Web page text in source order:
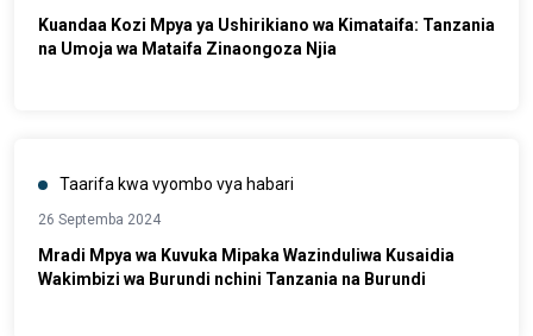
Kuandaa Kozi Mpya ya Ushirikiano wa Kimataifa: Tanzania
na Umoja wa Mataifa Zinaongoza Njia
Taarifa kwa vyombo vya habari
26 Septemba 2024
Mradi Mpya wa Kuvuka Mipaka Wazinduliwa Kusaidia
Wakimbizi wa Burundi nchini Tanzania na Burundi